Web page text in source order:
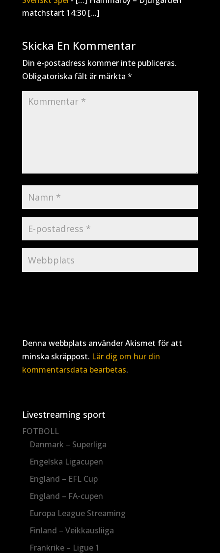
matchstart 14:30 […]
Skicka En Kommentar
Din e-postadress kommer inte publiceras.
Obligatoriska fält är märkta *
Denna webbplats använder Akismet för att
minska skräppost. Lär dig om hur din
kommentarsdata bearbetas.
Livestreaming sport
FOTBOLL
Danmark – Superliga
Engelska Ligacupen
England – EFL Cup
England – FA-cupen
Europa League Streaming
Finland – Veikkausliiga
Frankrike – Ligue 1